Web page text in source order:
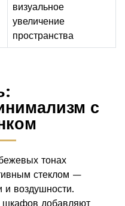
визуальное
увеличение
пространства
с
тонах
стеклом —
и воздушности.
добавляют